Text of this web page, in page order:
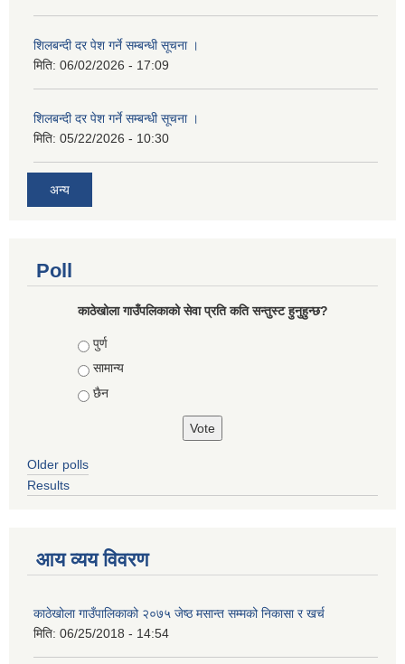
शिलबन्दी दर पेश गर्ने सम्बन्धी सूचना ।
मिति: 06/02/2026 - 17:09
शिलबन्दी दर पेश गर्ने सम्बन्धी सूचना ।
मिति: 05/22/2026 - 10:30
अन्य
Poll
काठेखोला गाउँपलिकाको सेवा प्रति कति सन्तुस्ट हुनुहुन्छ?
Choices
पुर्ण
सामान्य
छैन
Older polls
Results
आय व्यय विवरण
काठेखोला गाउँपालिकाको २०७५ जेष्ठ मसान्त सम्मको निकासा र खर्च
मिति: 06/25/2018 - 14:54